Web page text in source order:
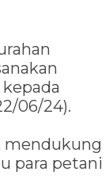
06/24).
mendukung
para petani